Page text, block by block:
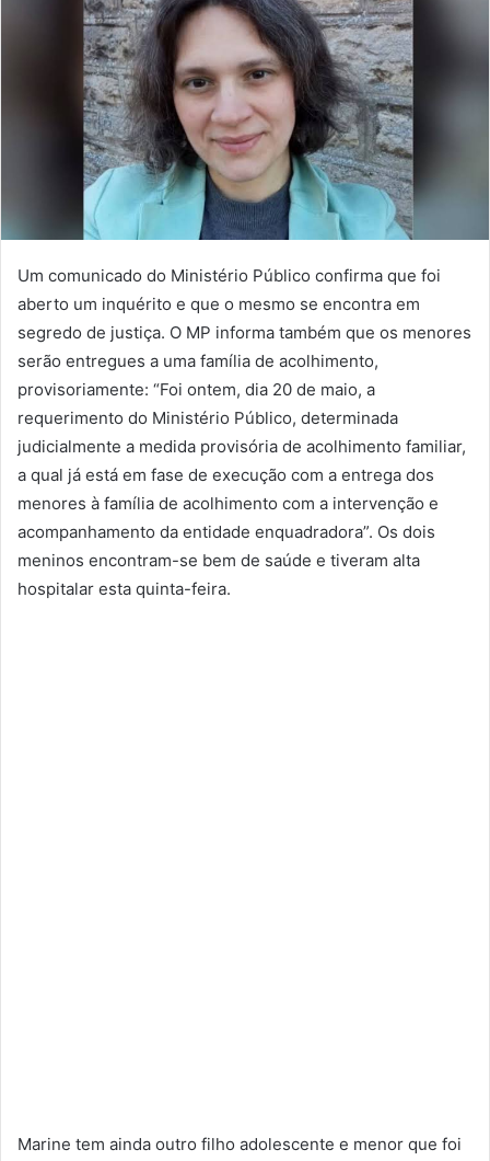
Um comunicado do Ministério Público confirma que foi
aberto um inquérito e que o mesmo se encontra em
segredo de justiça. O MP informa também que os menores
serão entregues a uma família de acolhimento,
provisoriamente: “Foi ontem, dia 20 de maio, a
requerimento do Ministério Público, determinada
judicialmente a medida provisória de acolhimento familiar,
a qual já está em fase de execução com a entrega dos
menores à família de acolhimento com a intervenção e
acompanhamento da entidade enquadradora”. Os dois
meninos encontram-se bem de saúde e tiveram alta
hospitalar esta quinta-feira.
Marine tem ainda outro filho adolescente e menor que foi